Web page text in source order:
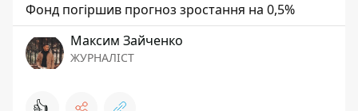
Фонд погіршив прогноз зростання на 0,5%
Максим Зайченко
ЖУРНАЛІСТ